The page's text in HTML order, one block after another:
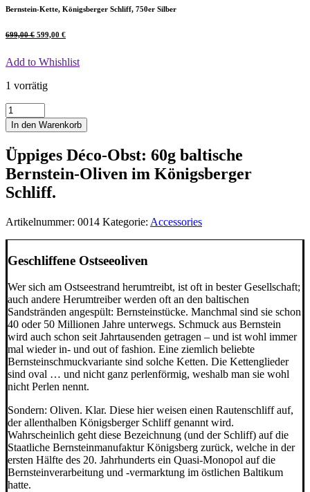
Bernstein-Kette, Königsberger Schliff, 750er Silber
699,00€ Ursprünglicher
699,00 €
599,00 €Aktueller
599,00 €.
Add to Whishlist
1 vorrätig
Bernstein-
Kette,
Königsberger
Schliff,
750er
Silber
Menge
In den Warenkorb
Üppiges Déco-Obst: 60g baltische
Bernstein-Oliven im Königsberger
Schliff.
Artikelnummer: 0014 Kategorie: Accessories
Geschliffene Ostseeoliven
Wer sich am Ostseestrand herumtreibt, ist oft in bester Gesellschaft;
auch andere Herumtreiber werden oft an den baltischen
Sandstränden angespült: Bernsteinstücke. Manchmal sind sie schon
40 oder 50 Millionen Jahre unterwegs. Schmuck aus Bernstein
wird auch schon seit Jahrtausenden getragen – und ist wohl immer
mal wieder in- und out of fashion. Eine ziemlich beliebte
Bernsteinschmuckvariante sind solche Ketten. Die Kettenglieder
sind oval … und nicht ganz perlenförmig, weshalb man sie wohl
nicht Perlen nennt.
Sondern: Oliven. Klar. Diese hier weisen einen Rautenschliff auf,
der allenthalben Königsberger Schliff genannt wird.
Wahrscheinlich geht diese Bezeichnung (und der Schliff) auf die
Staatliche Bernsteinmanufaktur Königsberg zurück, welche in der
ersten Hälfte des 20. Jahrhunderts ein Quasi-Monopol auf die
Bernsteinverarbeitung und -vermarktung im östlichen Baltikum
hatte.